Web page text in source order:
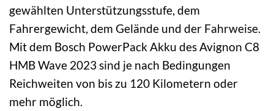
gewählten Unterstützungsstufe, dem
Fahrergewicht, dem Gelände und der Fahrweise.
Mit dem Bosch PowerPack Akku des Avignon C8
HMB Wave 2023 sind je nach Bedingungen
Reichweiten von bis zu 120 Kilometern oder
mehr möglich.